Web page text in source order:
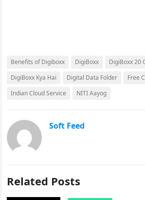
Benefits of Digiboxx DigiBoxx
DigiBoxx 20
DigiBoxx Kya Hai
Digital Data Folder
Free
Indian Cloud Service
NITI Aayog
Soft Feed
Related Posts